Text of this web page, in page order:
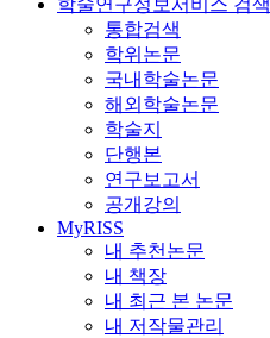
통합검색
학위논문
국내학술논문
해외학술논문
학술지
단행본
연구보고서
공개강의
MyRISS
내 추천논문
내 책장
내 최근 본 논문
내 저작물관리